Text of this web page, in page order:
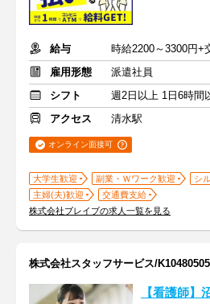
給与
時給2200～3300円+
雇用形態
派遣社員
シフト
週2日以上 1日6時間
アクセス
清水駅
オンライン面接可
大学生歓迎 副業・Ｗワーク歓迎
シ
主婦(夫)歓迎
交通費支給
株式会社ブレイブの求人一覧を見る
株式会社スタッフサービス/K10480505
【看護師